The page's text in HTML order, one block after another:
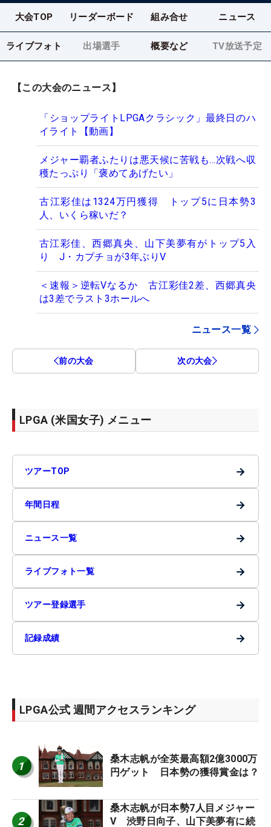
大会TOP リーダーボード 組み合せ ニュース
ライブフォト 出場選手 概要など TV放送予定
【この大会のニュース】
「ショップライトLPGAクラシック」最終日のハ
イライト【動画】
メジャー覇者ふたりは悪天候に苦戦も…次戦へ収
穫たっぷり「褒めてあげたい」
古江彩佳は1324万円獲得 トップ5に日本勢3
人、いくら稼いだ？
古江彩佳、西郷真央、山下美夢有がトップ5入
り J・カプチョが3年ぶりV
＜速報＞逆転Vなるか 古江彩佳2差、西郷真央
は3差でラスト3ホールへ
ニュース一覧
前の大会 次の大会
LPGA (米国女子) メニュー
ツアーTOP →
年間日程 →
ニュース一覧 →
ライブフォト一覧 →
ツアー登録選手 →
記録成績 →
LPGA公式 週間アクセスランキング
1
桑木志帆が全英最高額2億3000万
円ゲット 日本勢の獲得賞金は？
2
桑木志帆が日本勢7人目メジャー
V 渋野日向子、山下美夢有に続